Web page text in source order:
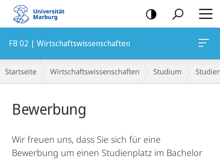
Mobile-
Navigation
FB 02 | Wirtschaftswissenschaften
Hauptinhalt
Breadcrumb-
Navigation
Startseite Wirtschaftswissenschaften Studium
Bewerbung
Wir freuen uns, dass Sie sich für eine
Bewerbung um einen Studienplatz im Bachelor